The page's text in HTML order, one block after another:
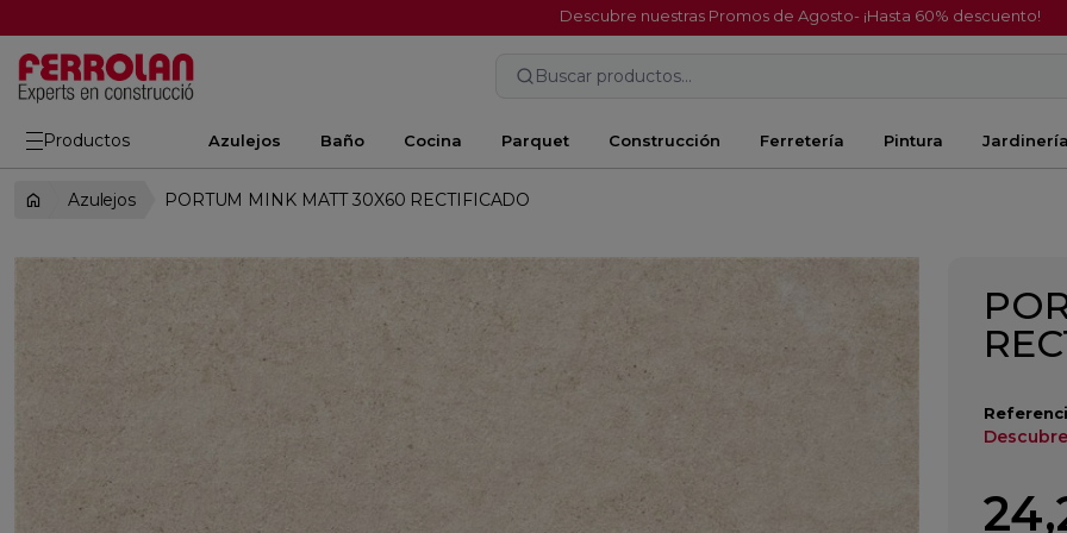
Descubre nuestras Promos de Agosto- ¡Hasta 60% descuento!
Buscar productos...
Productos Azulejos Baño Cocina Parquet Construcción Ferretería Pintura Jardinería
Azulejos PORTUM MINK MATT 30X60 RECTIFICADO